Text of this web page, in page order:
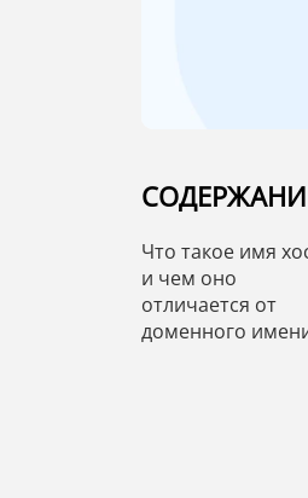
Что такое имя
и чем оно
отличается от
доменного